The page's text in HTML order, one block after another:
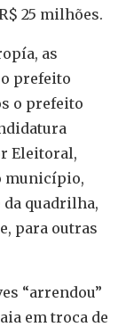
25 milhões.
as
prefeito
o prefeito
Eleitoral,
município,
da quadrilha,
para outras
“arrendou”
em troca de